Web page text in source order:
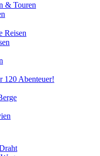
& Touren
Abenteuer!